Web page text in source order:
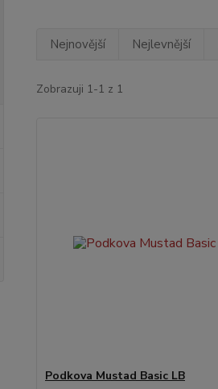
Nejnovější Nejlevnější
Zobrazuji 1-1 z 1
Podkova Mustad Basic LB